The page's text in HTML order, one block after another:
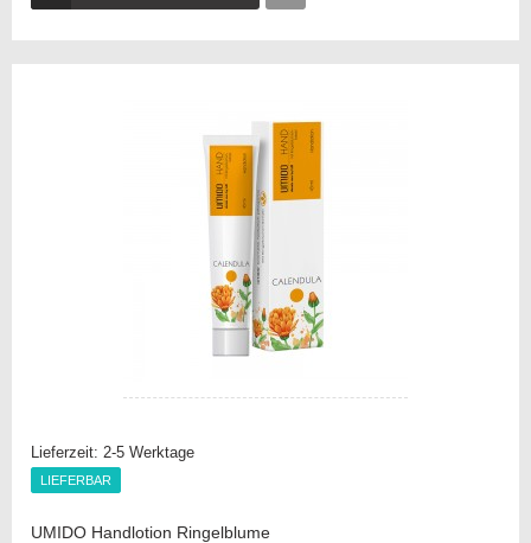
Lieferzeit: 2-5 Werktage
UMIDO Handlotion Ringelblume
LIEFERBAR
LIEFERBAR